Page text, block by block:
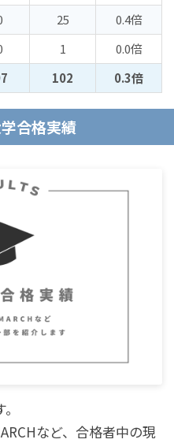
25
0.4倍
1
0.0倍
102 0.3倍
合格実績
など、合格者中の現